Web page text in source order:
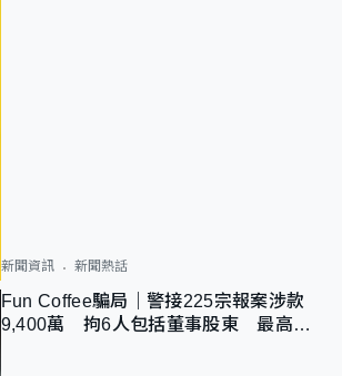
新聞資訊 新聞熱話
Fun Coffee騙局｜警接225宗報案涉款
9,400萬 拘6人包括董事股東 最高金